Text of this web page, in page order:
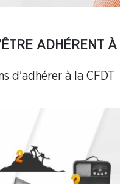
ADHÉRENT À
d'adhérer à la CFDT